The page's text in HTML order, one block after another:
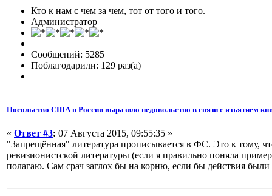
Кто к нам с чем за чем, тот от того и того.
Администратор
Сообщений: 5285
Поблагодарили: 129 раз(а)
Посольство США в России выразило недовольство в связи с изъятием
« Ответ #3: 07 Августа 2015, 09:55:35 »
"Запрещённая" литература прописывается в ФС. Это к тому,
ревизионистской литературы (если я правильно поняла
полагаю. Сам срач заглох бы на корню, если бы действия